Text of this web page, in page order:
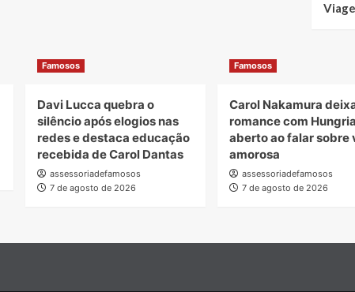
Famosos
Davi Lucca quebra o
silêncio após elogios nas
redes e destaca educação
recebida de Carol Dantas
assessoriadefamosos
7 de agosto de 2026
Famosos
Carol Nakamura
romance com
aberto ao falar sobre
amorosa
assessoriadefamosos
7 de agosto de 2026